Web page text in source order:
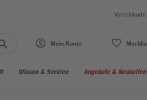
Vorteilskarte
Mein Konto
Wissen & Service Angebote & Neuheiten